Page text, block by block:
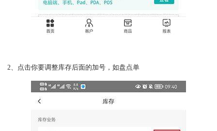
2、点击你要调整库存后面的加号，如盘点单